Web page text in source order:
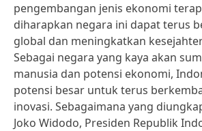
pengembangan jenis ekonomi
diharapkan negara ini dapat terus
global dan meningkatkan
Sebagai negara yang kaya akan
manusia dan potensi ekonomi,
potensi besar untuk terus
inovasi. Sebagaimana yang
Joko Widodo, Presiden Republik